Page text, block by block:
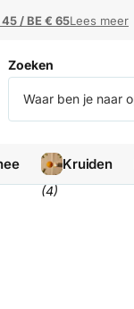
45 / BE € 65Lees meer
45 / BE € 65
Zoeken
Kruiden
(4)